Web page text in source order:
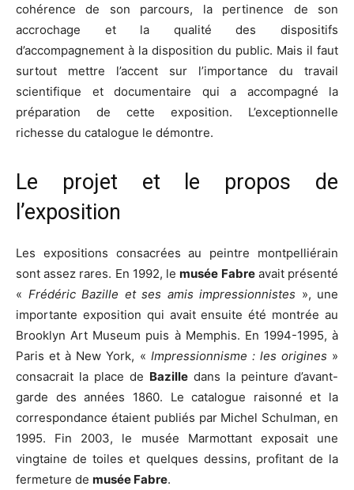
cohérence de son parcours, la pertinence de son
accrochage et la qualité des dispositifs
d’accompagnement à la disposition du public. Mais il faut
surtout mettre l’accent sur l’importance du travail
scientifique et documentaire qui a accompagné la
préparation de cette exposition. L’exceptionnelle
richesse du catalogue le démontre.
Le projet et le propos de
l’exposition
Les expositions consacrées au peintre montpelliérain
sont assez rares. En 1992, lemusée Fabreavait présenté
« Frédéric Bazille et ses amis impressionnistes », une
importante exposition qui avait ensuite été montrée au
Brooklyn Art Museum puis à Memphis. En 1994-1995, à
Paris et à New York, « Impressionnisme : les origines »
consacrait la place de Bazille dans la peinture d’avant-
garde des années 1860. Le catalogue raisonné et la
correspondance étaient publiés par Michel Schulman, en
1995. Fin 2003, le musée Marmottant exposait une
vingtaine de toiles et quelques dessins, profitant de la
fermeture de musée Fabre.